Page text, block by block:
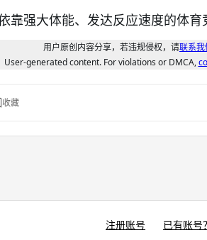
靠强大体能、发达反应速度的体育
用户原创内容分享，若违规侵权，请联系我
User-generated content. For violations or DMCA,
收藏
注册账号 已有账号